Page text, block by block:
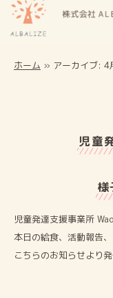
ホーム » アーカイブ:
児童
児童発達⽀援事業所
本⽇の給⾷、活動報告
こちらのお知らせより